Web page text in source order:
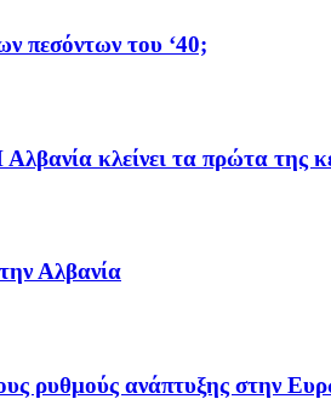
πεσόντων του ‘40;
κλείνει τα πρώτα της
Αλβανία
ρυθμούς ανάπτυξης στην